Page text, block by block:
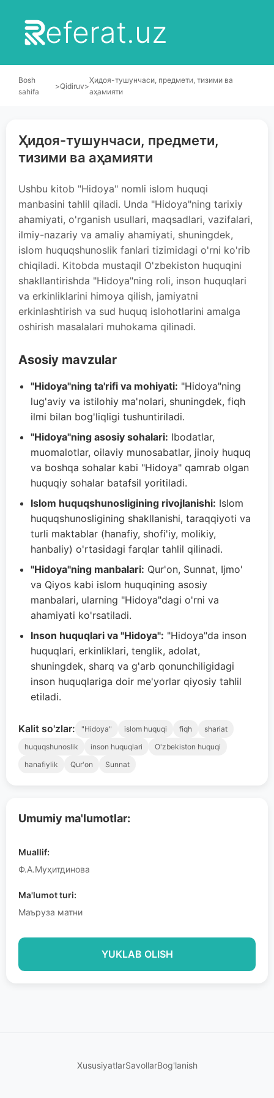
eferat.uz
Bosh
sahifa
>Qidiruv>
Ҳидоя-тушунчаси, предмети, тизими ва
аҳамияти
Umumiy ma'lumotlar:
Muallif:
Ф.А.Муҳитдинова
Ma'lumot turi:
Маъруза матни
YUKLAB OLISH
Ҳидоя-тушунчаси, предмети,
тизими ва аҳамияти
Ushbu kitob "Hidoya" nomli islom huquqi
manbasini tahlil qiladi. Unda "Hidoya"ning tarixiy
ahamiyati, o'rganish usullari, maqsadlari, vazifalari,
ilmiy-nazariy va amaliy ahamiyati, shuningdek,
islom huquqshunoslik fanlari tizimidagi o'rni ko'rib
chiqiladi. Kitobda mustaqil O'zbekiston huquqini
shakllantirishda "Hidoya"ning roli, inson huquqlari
va erkinliklarini himoya qilish, jamiyatni
erkinlashtirish va sud huquq islohotlarini amalga
oshirish masalalari muhokama qilinadi.
Asosiy mavzular
"Hidoya"ning ta'rifi va mohiyati: "Hidoya"ning
lug'aviy va istilohiy ma'nolari, shuningdek, fiqh
ilmi bilan bog'liqligi tushuntiriladi.
"Hidoya"ning asosiy sohalari: Ibodatlar,
muomalotlar, oilaviy munosabatlar, jinoiy huquq
va boshqa sohalar kabi "Hidoya" qamrab olgan
huquqiy sohalar batafsil yoritiladi.
Islom huquqshunosligining rivojlanishi: Islom
huquqshunosligining shakllanishi, taraqqiyoti va
turli maktablar (hanafiy, shofi'iy, molikiy,
hanbaliy) o'rtasidagi farqlar tahlil qilinadi.
"Hidoya"ning manbalari: Qur'on, Sunnat, Ijmo'
va Qiyos kabi islom huquqining asosiy
manbalari, ularning "Hidoya"dagi o'rni va
ahamiyati ko'rsatiladi.
Inson huquqlari va "Hidoya": "Hidoya"da inson
huquqlari, erkinliklari, tenglik, adolat,
shuningdek, sharq va g'arb qonunchiligidagi
inson huquqlariga doir me'yorlar qiyosiy tahlil
etiladi.
Kalit so'zlar: "Hidoya" islom huquqi fiqh
shariat
huquqshunoslik
inson huquqlari
O'zbekiston huquqi
hanafiylik
Qur'on Sunnat
XususiyatlarSavollarBog'lanish